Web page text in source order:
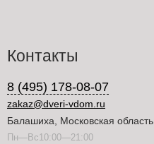
Контакты
8 (495) 178-08-07
zakaz@dveri-vdom.ru
Балашиха, Московская область
Пн—Вс10:00—21:00